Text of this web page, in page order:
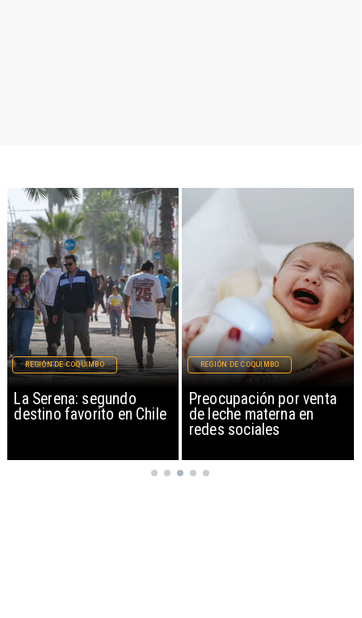
en Chile
Preocupación por venta
de leche materna en
REGIÓN DE COQUIMBO
Libros gratis y
audiolibro en
actriz Camila
100 Palabras
MAGAZINE